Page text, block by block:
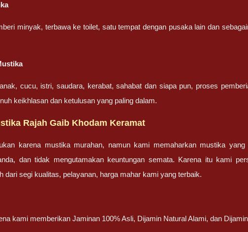
minyak, terbawa ke toilet, satu tempat dengan pusaka lain dan
cucu, istri, saudara, kerabat, sahabat dan siapa pun, proses
keikhlasan dan ketulusan yang paling dalam.
Rajah Gaib Khodam Keramat
karena mustika murahan, namun kami memaharkan mustika
dan tidak mengutamakan keuntungan semata. Karena itu kami
dari segi kualitas, pelayanan, harga mahar kami yang terbaik.
kami memberikan Jaminan 100% Asli, Dijamin Natural Alami, dan